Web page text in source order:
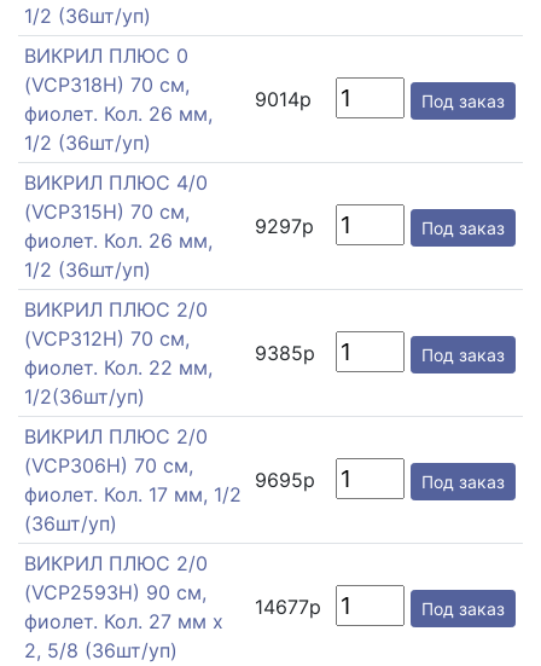
1/2 (36шт/уп)
ВИКРИЛ ПЛЮС 0
(VCP318H) 70 см,
фиолет. Кол. 26 мм,
1/2 (36шт/уп)
9014р Под заказ
ВИКРИЛ ПЛЮС 4/0
(VCP315H) 70 см,
фиолет. Кол. 26 мм,
1/2 (36шт/уп)
9297р Под заказ
ВИКРИЛ ПЛЮС 2/0
(VCP312H) 70 см,
фиолет. Кол. 22 мм,
1/2(36шт/уп)
9385р Под заказ
ВИКРИЛ ПЛЮС 2/0
(VCP306H) 70 см,
фиолет. Кол. 17 мм, 1/2
(36шт/уп)
9695р Под заказ
ВИКРИЛ ПЛЮС 2/0
(VCP2593H) 90 см,
фиолет. Кол. 27 мм х
2, 5/8 (36шт/уп)
14677р Под заказ